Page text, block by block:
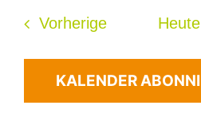
wählen.
Vorherige Heute
KALENDER